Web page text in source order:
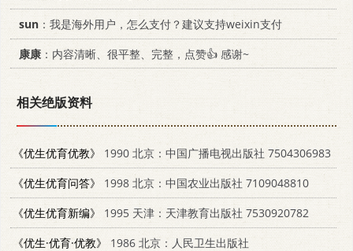
sun ：我是海外用户，怎么支付？建议支持weixin支付
康康 ：内容清晰、很平整、完整，点赞👍 感谢~
相关绝版资料
《优生优育优教》
1990 北京：中国广播电视出版社 7504306983
《优生优育问答》
1998 北京：中国农业出版社 7109048810
《优生优育新编》
1995 天津：天津教育出版社 7530920782
《优生·优育·优教》
1986 北京：人民卫生出版社